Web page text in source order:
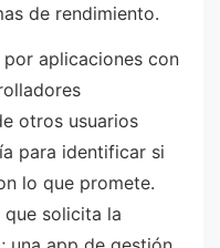
de rendimiento.
aplicaciones con
otros usuarios
para identificar si
lo que promete.
que solicita la